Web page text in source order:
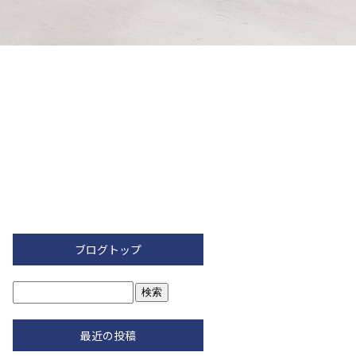
ブログトップ
最近の投稿